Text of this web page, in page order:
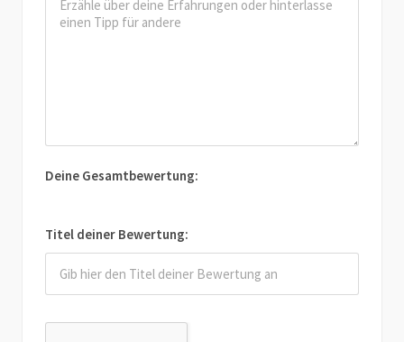
Deine Gesamtbewertung:
Titel deiner Bewertung: